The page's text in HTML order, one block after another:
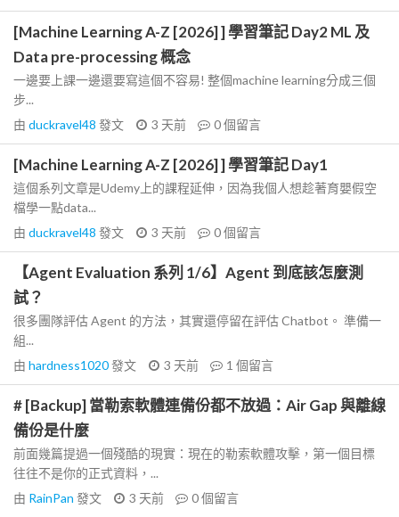
[Machine Learning A-Z [2026] ] 學習筆記 Day2 ML 及
Data pre-processing 概念
一邊要上課一邊還要寫這個不容易! 整個machine learning分成三個
步...
由 duckravel48 發文 3 天前 0個留言
[Machine Learning A-Z [2026] ] 學習筆記 Day1
這個系列文章是Udemy上的課程延伸，因為我個人想趁著育嬰假空
檔學一點data...
由 duckravel48 發文 3 天前 0個留言
【Agent Evaluation 系列 1/6】Agent 到底該怎麼測
試？
很多團隊評估 Agent 的方法，其實還停留在評估 Chatbot。 準備一
組...
由 hardness1020發文 3 天前 1 個留言
# [Backup] 當勒索軟體連備份都不放過：Air Gap 與離線
備份是什麼
前面幾篇提過一個殘酷的現實：現在的勒索軟體攻擊，第一個目標
往往不是你的正式資料，...
由 RainPan 發文 3 天前 0個留言